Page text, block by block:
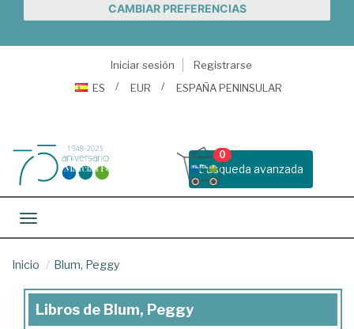
CAMBIAR PREFERENCIAS
Iniciar sesión
Registrarse
ES
EUR ESPAÑA PENINSULAR
Busqueda avanzada
0
Toggle navigation
Inicio Blum, Peggy
Libros
Libros de Blum, Peggy